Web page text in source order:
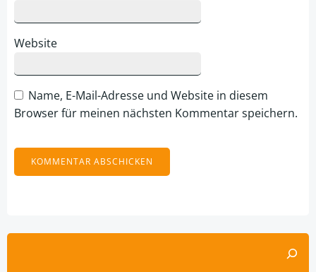
Website
Name, E-Mail-Adresse und Website in diesem
Browser für meinen nächsten Kommentar speichern.